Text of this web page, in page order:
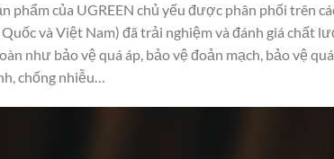
phẩm của UGREEN chủ yếu được phân phối trên
Quốc và Việt Nam) đã trải nghiệm và đánh giá chất
như bảo vệ quá áp, bảo vệ đoản mạch, bảo vệ
chống nhiễu…